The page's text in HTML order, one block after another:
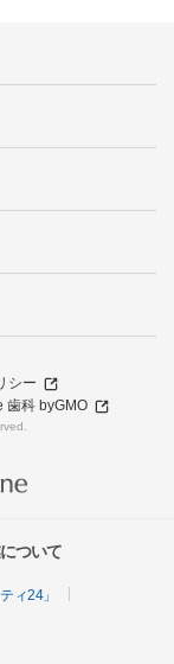
シー
歯科 byGMO
ついて
ィ24」